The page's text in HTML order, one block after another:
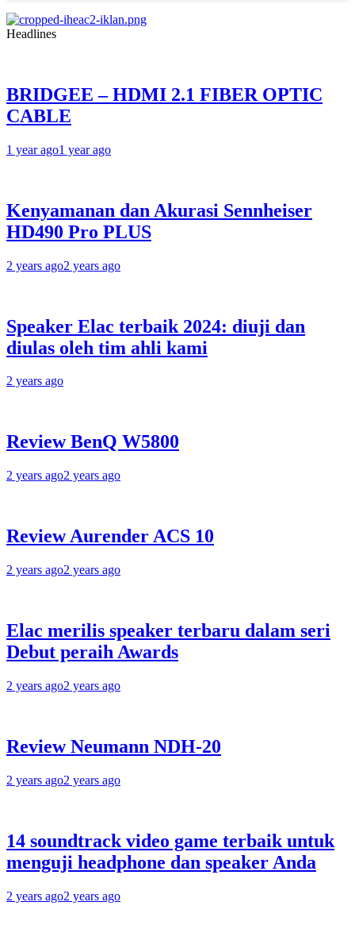
Headlines
BRIDGEE – HDMI 2.1 FIBER OPTIC
CABLE
1 year ago1 year ago
Kenyamanan dan Akurasi Sennheiser
HD490 Pro PLUS
2 years ago2 years ago
Speaker Elac terbaik 2024: diuji dan
diulas oleh tim ahli kami
2 years ago
Review BenQ W5800
2 years ago2 years ago
Review Aurender ACS 10
2 years ago2 years ago
Elac merilis speaker terbaru dalam seri
Debut peraih Awards
2 years ago2 years ago
Review Neumann NDH-20
2 years ago2 years ago
14 soundtrack video game terbaik untuk
menguji headphone dan speaker Anda
2 years ago2 years ago